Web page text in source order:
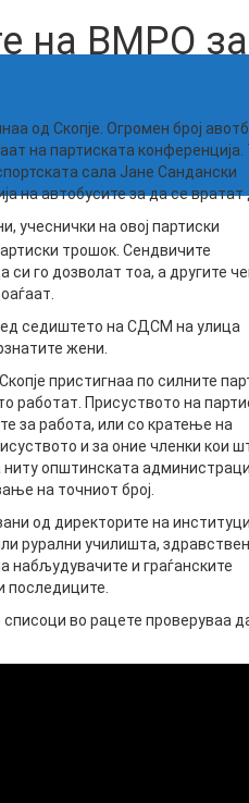
на ВМРО
од Скопје. Огромен број
на партиската конференција.
сала Јане Сандански
на автобусите за да се
учеснички на овој партиски
трошок. Сендвичите
го дозволат тоа, а другите
седиштето на СДСМ на улица
жени.
пристигнаа по силните
работат. Присуството на
за работа, или со кратење на
и за оние членки кои
општинската
на точниот број.
од директорите на
рурални училишта,
набљудувачите и граѓанските
последиците.
во рацете проверуваа